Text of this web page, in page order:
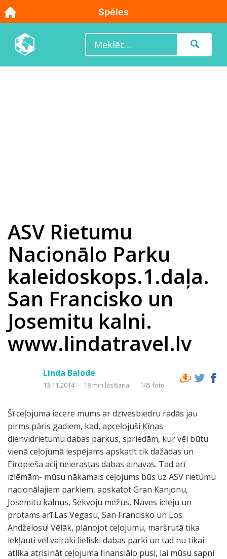
ASV Rietumu
Nacionālo Parku
kaleidoskops.1.daļa.
San Francisko un
Josemitu kalni.
www.lindatravel.lv
Linda Balode
13.11.2014 18 min lasīšanai 145 foto
Šī ceļojuma iecere mums ar dzīvesbiedru radās jau
pirms pāris gadiem, kad, apceļojuši Ķīnas
dienvidrietumu dabas parkus, spriedām, kur vēl būtu
vienā ceļojumā iespējams apskatīt tik dažādas un
Eiropieša acij neierastas dabas ainavas. Tad arī
izlēmām- mūsu nākamais ceļojums būs uz ASV rietumu
nacionālajiem parkiem, apskatot Gran Kanjonu,
Josemitu kalnus, Sekvoju mežus, Nāves ieleju un
protams arī Las Vegasu, San Francisko un Los
Andželosu! Vēlāk, plānojot ceļojumu, maršrutā tika
iekļauti vēl vairāki lieliski dabas parki un tad nu tikai
atlika atrisināt ceļojuma finansiālo pusi, lai mūsu sapni